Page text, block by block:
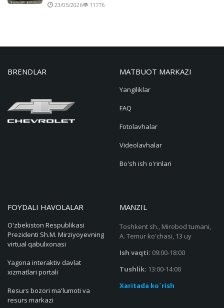
23/05/2026 11776
BRENDLAR MATBUOT MARKAZI
Yangiliklar
FAQ
Fotolavhalar
Videolavhalar
Bo'sh ish o'rinlari
FOYDALI HAVOLALAR
O'zbekiston Respublikasi
Prezidenti Sh.M. Mirziyoyevning
virtual qabulxonasi
Yagona interaktiv davlat
xizmatlari portali
Resurs bozori ma'lumoti va
resurs markazi
MANZIL
Toshkent sh., Mirobod tumani,
A. Temur ko'chasi, 13 uy
Ish vaqti: 09:00-18:00
Tushlik: 13:00-14:00
Xaritada ko`rish